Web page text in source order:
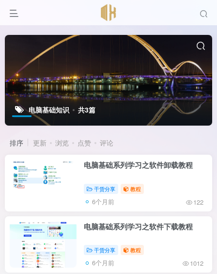
电脑基础知识 共3篇
排序 更新 浏览 点赞 评论
电脑基础系列学习之软件卸载教程
干货分享 教程
6个月前 122
电脑基础系列学习之软件下载教程
干货分享 教程
6个月前 1012